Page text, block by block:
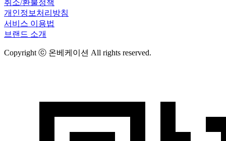
취소/환불정책
개인정보처리방침
서비스 이용법
브랜드 소개
Copyright ⓒ 온베케이션 All rights reserved.